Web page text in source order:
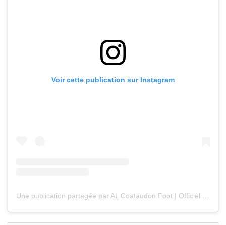
Voir cette publication sur Instagram
Une publication partagée par AL Coataudon Foot | Officiel (@coataudonfoot)